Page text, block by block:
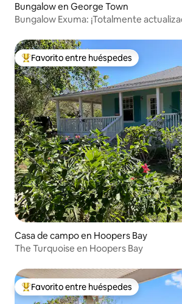
Bungalow en George Town
Bungalow Exuma: ¡Totalmente
De los mejores en Favorito entre
Favorito entre huéspedes
Casa de campo en Hoopers Bay
The Turquoise en Hoopers Bay
De los mejores en Favorito entre
Favorito entre huéspedes